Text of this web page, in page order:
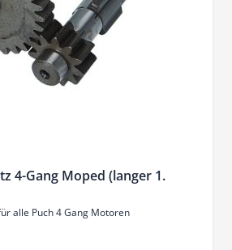
4-Gang Moped (langer 1.
alle Puch 4 Gang Motoren